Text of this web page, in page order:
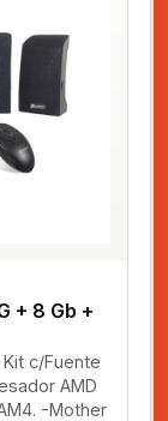
+ 8 Gb +
c/Fuente
AMD
-Mother